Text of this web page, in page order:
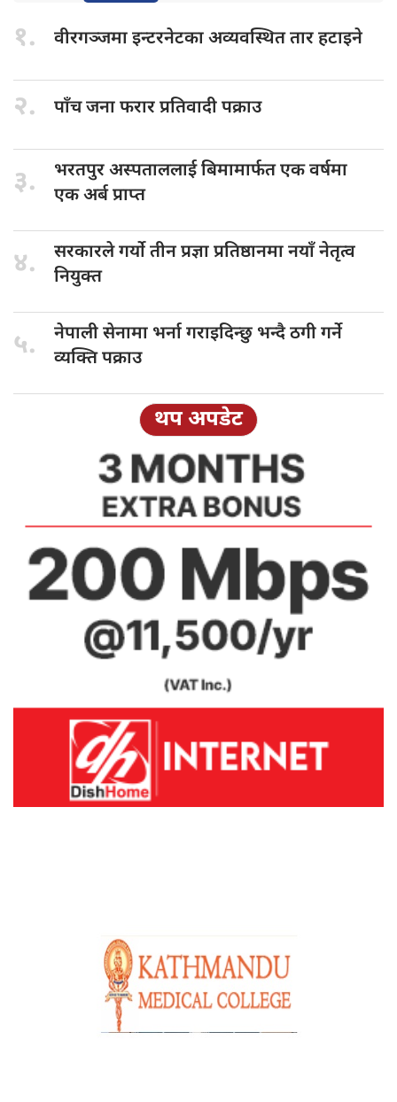
१. वीरगञ्जमा इन्टरनेटकाअव्यवस्थित तार हटाइने
२. पाँच जनाफरार प्रतिवादी पक्राउ
३. भरतपुर अस्पताललाईबिमामार्फत एक वर्षमा
एक अर्ब प्राप्त
४. सरकारले गर्योतीन प्रज्ञा प्रतिष्ठानमा नयाँ नेतृत्व
नियुक्त
५. नेपाली सेनामा भर्ना गराइदिन्छु भन्दै ठगी गर्ने
व्यक्ति पक्राउ
थप अपडेट